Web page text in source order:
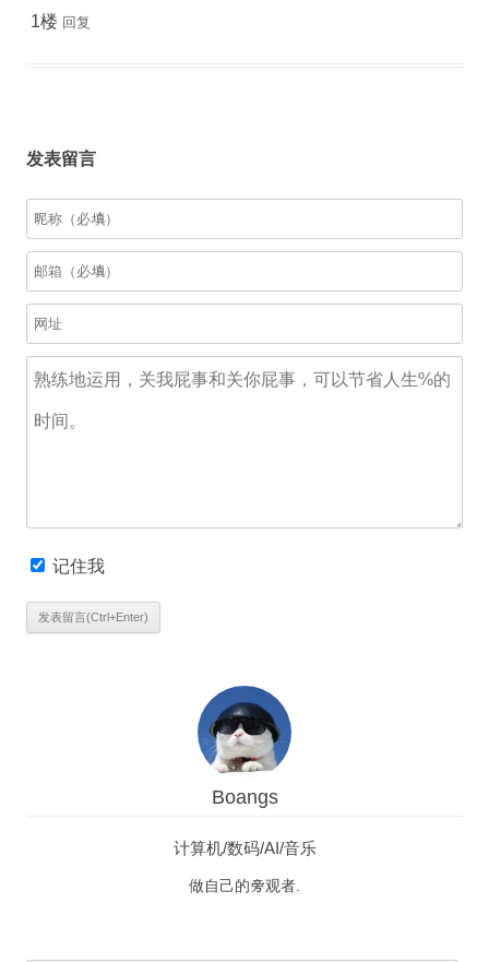
1楼 回复
发表留言
记住我
Boangs
计算机/数码/AI/音乐
做自己的旁观者.